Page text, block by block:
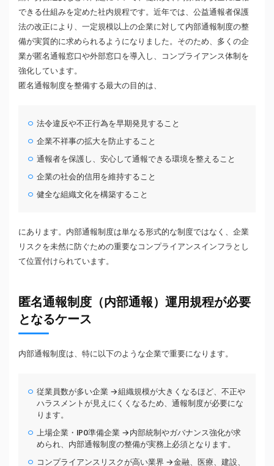
できる仕組みを定めた社内規程です。近年では、公益通報者保護
法の改正により、一定規模以上の企業に対して内部通報制度の整
備が実質的に求められるようになりました。そのため、多くの企
業が匿名通報窓口や外部窓口を導入し、コンプライアンス体制を
強化しています。
匿名通報制度を整備する最大の目的は、
法令違反や不正行為を早期発見すること
企業不祥事の拡大を防止すること
通報者を保護し、安心して通報できる環境を整えること
企業の社会的信用を維持すること
健全な組織文化を構築すること
にあります。内部通報制度は単なる形式的な制度ではなく、企業
リスクを未然に防ぐための重要なコンプライアンスインフラとし
て位置付けられています。
匿名通報制度（内部通報）運用規程が必要
となるケース
内部通報制度は、特に以下のような企業で重要になります。
従業員数が多い企業 →組織規模が大きくなるほど、不正や
ハラスメントが見えにくくなるため、通報制度が必要にな
ります。
上場企業・IPO準備企業 →内部統制やガバナンス強化が求
められ、内部通報制度の整備が実務上必須となります。
コンプライアンスリスクが高い業界 →金融、医療、建設、